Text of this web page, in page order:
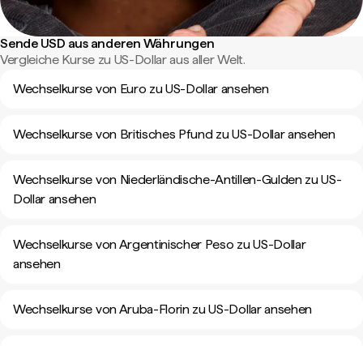
Sende USD aus anderen Währungen
Vergleiche Kurse zu US-Dollar aus aller Welt.
Wechselkurse von Euro zu US-Dollar ansehen
Wechselkurse von Britisches Pfund zu US-Dollar ansehen
Wechselkurse von Niederländische-Antillen-Gulden zu US-
Dollar ansehen
Wechselkurse von Argentinischer Peso zu US-Dollar
ansehen
Wechselkurse von Aruba-Florin zu US-Dollar ansehen